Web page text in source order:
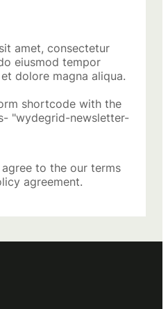
amet, consectetur
eiusmod tempor
dolore magna aliqua.
shortcode with the
"wydegrid-newsletter-
to the our terms
agreement.